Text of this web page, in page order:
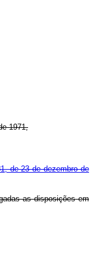
1971,
de 23 de dezembro de
as disposições em